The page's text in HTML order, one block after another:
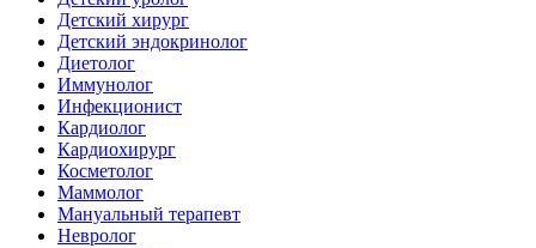
Детский хирург
Детский эндокринолог
Диетолог
Иммунолог
Инфекционист
Кардиолог
Кардиохирург
Косметолог
Маммолог
Мануальный терапевт
Невролог